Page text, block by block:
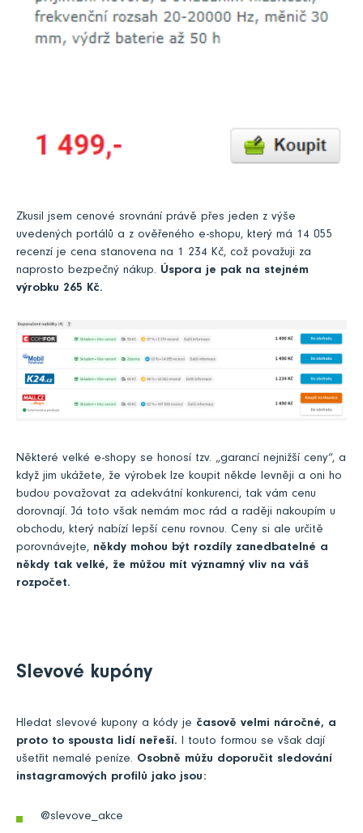
Zkusil jsem cenové srovnání právě přes jeden z výše
uvedených portálů a z ověřeného e-shopu, který má 14 055
recenzí je cena stanovena na 1 234 Kč, což považuji za
naprosto bezpečný nákup. Úspora je pak na stejném
výrobku 265 Kč.
Některé velké e-shopy se honosí tzv. „garancí nejnižší ceny“, a
když jim ukážete, že výrobek lze koupit někde levněji a oni ho
budou považovat za adekvátní konkurenci, tak vám cenu
dorovnají. Já toto však nemám moc rád a raději nakoupím u
obchodu, který nabízí lepší cenu rovnou. Ceny si ale určitě
porovnávejte, někdy mohou být rozdíly zanedbatelné a
někdy tak velké, že můžou mít významný vliv na váš
rozpočet.
Slevové kupóny
Hledat slevové kupony a kódy je časově velmi náročné, a
proto to spousta lidí neřeší. I touto formou se však dají
ušetřit nemalé peníze. Osobně můžu doporučit sledování
instagramových profilů jako jsou:
@slevove_akce